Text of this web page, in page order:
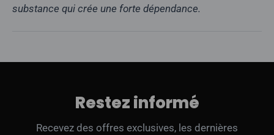
substance qui crée une forte dépendance.
Restez informé
Recevez des offres exclusives, les dernières